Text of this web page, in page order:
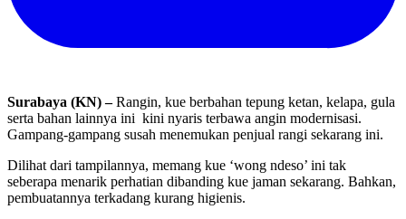
Surabaya (KN) –Rangin, kue berbahan tepung ketan, kelapa, gula
serta bahan lainnya ini kini nyaris terbawa angin modernisasi.
Gampang-gampang susah menemukan penjual rangi sekarang ini.
Dilihat dari tampilannya, memang kue ‘wong ndeso’ ini tak
seberapa menarik perhatian dibanding kue jaman sekarang. Bahkan,
pembuatannya terkadang kurang higienis.